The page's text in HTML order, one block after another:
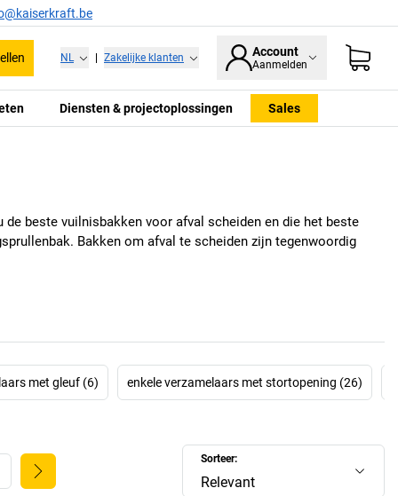
NL Zakelijke klanten Account
Aanmelden
Diensten & projectoplossingen Sales
beste vuilnisbakken voor afval scheiden en die het beste
Bakken om afval te scheiden zijn tegenwoordig
met gleuf (6) enkele verzamelaars met stortopening (26)
Sorteer:
Relevant